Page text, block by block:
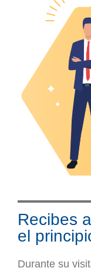
Recibes
el
Durante su